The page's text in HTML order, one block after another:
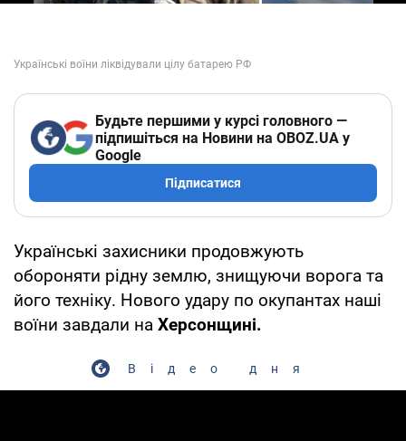
Будьте першими у курсі головного —
підпишіться на Новини на OBOZ.UA у
Google
Підписатися
Українські захисники продовжують
обороняти рідну землю, знищуючи ворога та
його техніку. Нового удару по окупантах наші
воїни завдали на Херсонщині.
Відео дня